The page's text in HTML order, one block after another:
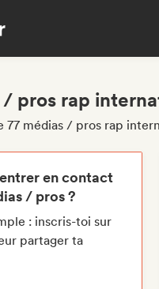
/ pros rap
77 médias / pros rap
en contact
/ pros ?
: inscris-toi sur
partager ta